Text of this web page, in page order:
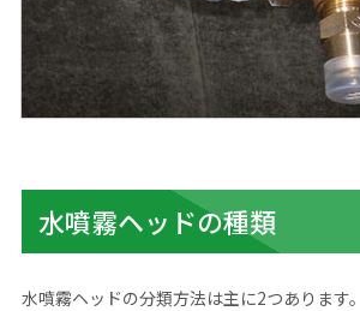
水噴霧ヘッドの種類
水噴霧ヘッドの分類方法は主に2つあります。